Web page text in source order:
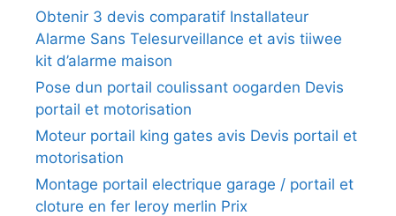
Obtenir 3 devis comparatif Installateur
Alarme Sans Telesurveillance et avis tiiwee
kit d’alarme maison
Pose dun portail coulissant oogarden Devis
portail et motorisation
Moteur portail king gates avis Devis portail et
motorisation
Montage portail electrique garage / portail et
cloture en fer leroy merlin Prix